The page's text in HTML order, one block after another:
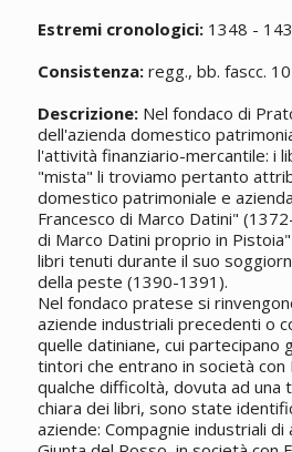
Estremi cronologici:1348 -
Consistenza:regg., bb. fascc.
Descrizione:Nel fondaco di
dell'azienda domestico
l'attività finanziario-mercantile: i
"mista" li troviamo pertanto
domestico patrimoniale e
Francesco di Marco Datini"
di Marco Datini proprio in
libri tenuti durante il suo
della peste (1390-1391).
Nel fondaco pratese si
aziende industriali precedenti o
quelle datiniane, cui partecipano
tintori che entrano in società con
qualche difficoltà, dovuta ad una
chiara dei libri, sono state
aziende: Compagnie industriali